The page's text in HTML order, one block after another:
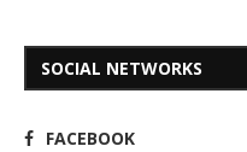
SOCIAL NETWORKS
FACEBOOK